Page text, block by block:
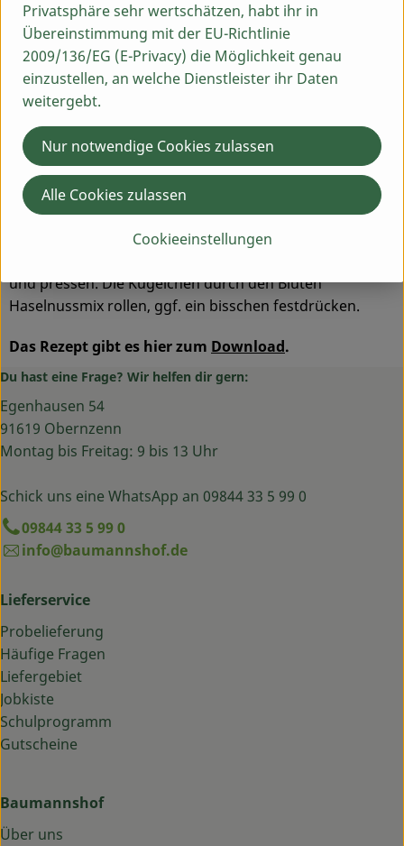
Ziegenfeta und Haselnuss
Für 10 Bällchen
1 Pck Ziegenfeta
2 EL Blütenmix Laune gut, alles gut von Sonnentor
1 EL Haselnüsse geröstet und gehackt
Haselnüsse und Blüten in einem flachen Teller grob
vermengen. Aus dem Feta 10 Kügelchen formen. Dabei
und pressen. Die Kügelchen durch den Blüten
Haselnussmix rollen, ggf. ein bisschen festdrücken.
Das Rezept gibt es hier zum Download.
Du hast eine Frage? Wir helfen dir gern:
Egenhausen 54
91619 Obernzenn
Montag bis Freitag: 9 bis 13 Uhr
Schick uns eine WhatsApp an 09844 33 5 99 0
09844 33 5 99 0
info@baumannshof.de
Lieferservice
Probelieferung
Häufige Fragen
Liefergebiet
Jobkiste
Schulprogramm
Gutscheine
Baumannshof
Über uns
Privatsphäre sehr wertschätzen, habt ihr in
Übereinstimmung mit der EU-Richtlinie
2009/136/EG (E-Privacy) die Möglichkeit genau
einzustellen, an welche Dienstleister ihr Daten
weitergebt.
Cookieeinstellungen
Nur notwendige Cookies zulassen
Alle Cookies zulassen